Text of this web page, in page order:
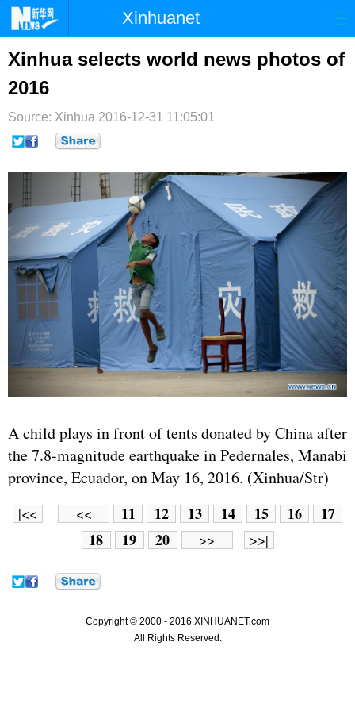
Xinhuanet
首页 时政
台湾
纪检 体育 科技
文娱
微博
Xinhua selects world news photos of
2016
Source: Xinhua 2016-12-31 11:05:01
A child plays in front of tents donated by China after
the 7.8-magnitude earthquake in Pedernales, Manabi
province, Ecuador, on May 16, 2016. (Xinhua/Str)
|<< << 11 12 13 14 15 16
17
18
19 20 >> >>|
Copyright © 2000 - 2016 XINHUANET.com
All Rights Reserved.